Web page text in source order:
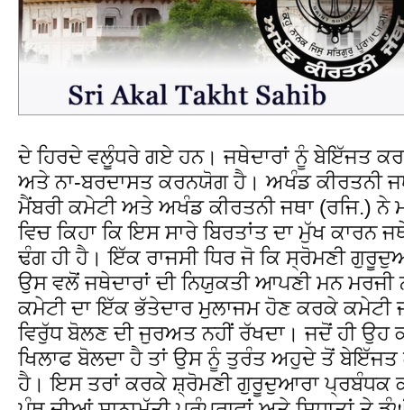
ਦੇ ਹਿਰਦੇ ਵਲੂੰਧਰੇ ਗਏ ਹਨ। ਜਥੇਦਾਰਾਂ ਨੂੰ ਬੇਇੱਜਤ
ਅਤੇ ਨਾ-ਬਰਦਾਸਤ ਕਰਨਯੋਗ ਹੈ। ਅਖੰਡ ਕੀਰਤਨੀ
ਮੈਂਬਰੀ ਕਮੇਟੀ ਅਤੇ ਅਖੰਡ ਕੀਰਤਨੀ ਜਥਾ (ਰਜਿ.) ਨੇ
ਵਿਚ ਕਿਹਾ ਕਿ ਇਸ ਸਾਰੇ ਬਿਰਤਾਂਤ ਦਾ ਮੁੱਖ ਕਾਰਨ
ਢੰਗ ਹੀ ਹੈ। ਇੱਕ ਰਾਜਸੀ ਧਿਰ ਜੋ ਕਿ ਸ੍ਰੋਮਣੀ
ਉਸ ਵਲੋਂ ਜਥੇਦਾਰਾਂ ਦੀ ਨਿਯੁਕਤੀ ਆਪਣੀ ਮਨ ਮਰਜੀ
ਕਮੇਟੀ ਦਾ ਇੱਕ ਭੱਤੇਦਾਰ ਮੁਲਾਜਮ ਹੋਣ ਕਰਕੇ ਕਮੇਟੀ
ਵਿਰੁੱਧ ਬੋਲਣ ਦੀ ਜੁਰਅਤ ਨਹੀਂ ਰੱਖਦਾ। ਜਦੋਂ ਹੀ ਉਹ
ਖਿਲਾਫ ਬੋਲਦਾ ਹੈ ਤਾਂ ਉਸ ਨੂੰ ਤੁਰੰਤ ਅਹੁਦੇ ਤੋਂ ਬੇਇੱਜਤ
ਹੈ। ਇਸ ਤਰਾਂ ਕਰਕੇ ਸ਼੍ਰੋਮਣੀ ਗੁਰੂਦੁਆਰਾ ਪ੍ਰਬੰਧਕ